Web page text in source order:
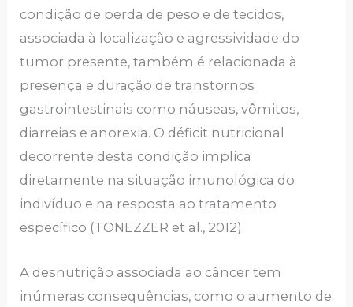
condição de perda de peso e de tecidos,
associada à localização e agressividade do
tumor presente, também é relacionada à
presença e duração de transtornos
gastrointestinais como náuseas, vômitos,
diarreias e anorexia. O déficit nutricional
decorrente desta condição implica
diretamente na situação imunológica do
indivíduo e na resposta ao tratamento
específico (TONEZZER et al., 2012).
A desnutrição associada ao câncer tem
inúmeras consequências, como o aumento de